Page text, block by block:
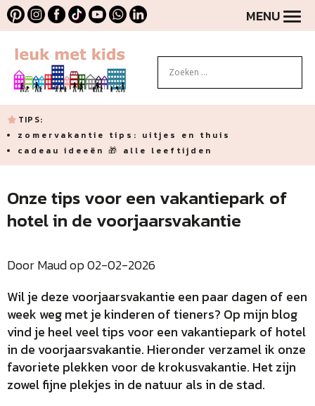
MENU
TIPS:
zomervakantie tips: uitjes en thuis
cadeau ideeën 🎁 alle leeftijden
Onze tips voor een vakantiepark of
hotel in de voorjaarsvakantie
Door Maud op 02-02-2026
Wil je deze voorjaarsvakantie een paar dagen of een
week weg met je kinderen of tieners? Op mijn blog
vind je heel veel tips voor een vakantiepark of hotel
in de voorjaarsvakantie. Hieronder verzamel ik onze
favoriete plekken voor de krokusvakantie. Het zijn
zowel fijne plekjes in de natuur als in de stad.